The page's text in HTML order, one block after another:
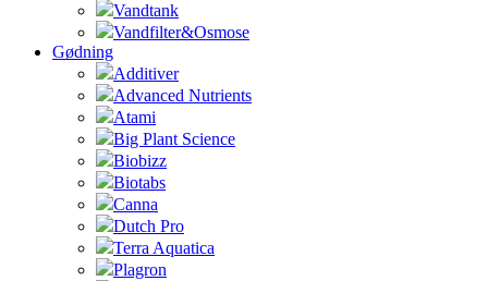
Vandtank
Vandfilter&Osmose
Gødning
Additiver
Advanced Nutrients
Atami
Big Plant Science
Biobizz
Biotabs
Canna
Dutch Pro
Terra Aquatica
Plagron